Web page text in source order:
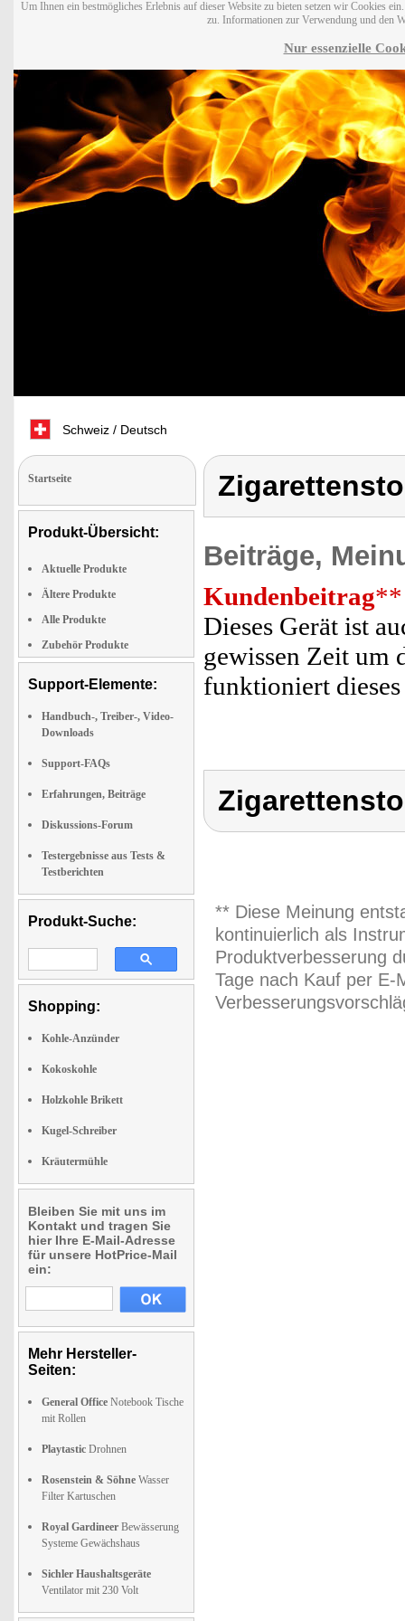
Um Ihnen ein bestmögliches Erlebnis auf dieser Website zu bieten setzen wir Cookies
zu. Informationen zur Verwendung und den
Nur essenzielle
Schweiz / Deutsch
Startseite
Produkt-Übersicht:
Aktuelle Produkte
Ältere Produkte
Alle Produkte
Zubehör Produkte
Support-Elemente:
Handbuch-, Treiber-, Video-
Downloads
Support-FAQs
Erfahrungen, Beiträge
Diskussions-Forum
Testergebnisse aus Tests &
Testberichten
Produkt-Suche:
Shopping:
Kohle-Anzünder
Kokoskohle
Holzkohle Brikett
Kugel-Schreiber
Kräutermühle
Bleiben Sie mit uns im
Kontakt und tragen Sie
hier Ihre E-Mail-Adresse
für unsere HotPrice-Mail
ein:
Mehr Hersteller-
Seiten:
General Office Notebook Tische
mit Rollen
Playtastic Drohnen
Rosenstein & Söhne Wasser
Filter Kartuschen
Royal Gardineer Bewässerung
Systeme Gewächshaus
Sichler Haushaltsgeräte
Ventilator mit 230 Volt
Beiträge,
Kundenbeitrag**
Dieses Gerät ist
gewissen Zeit um
funktioniert
** Diese Meinung
kontinuierlich als
Produktverbesserung
Tage nach Kauf per E-